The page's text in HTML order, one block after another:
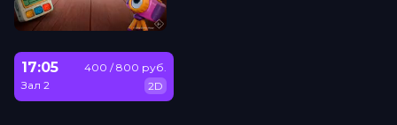
17:05
Зал 2
400 / 800 руб.
2D